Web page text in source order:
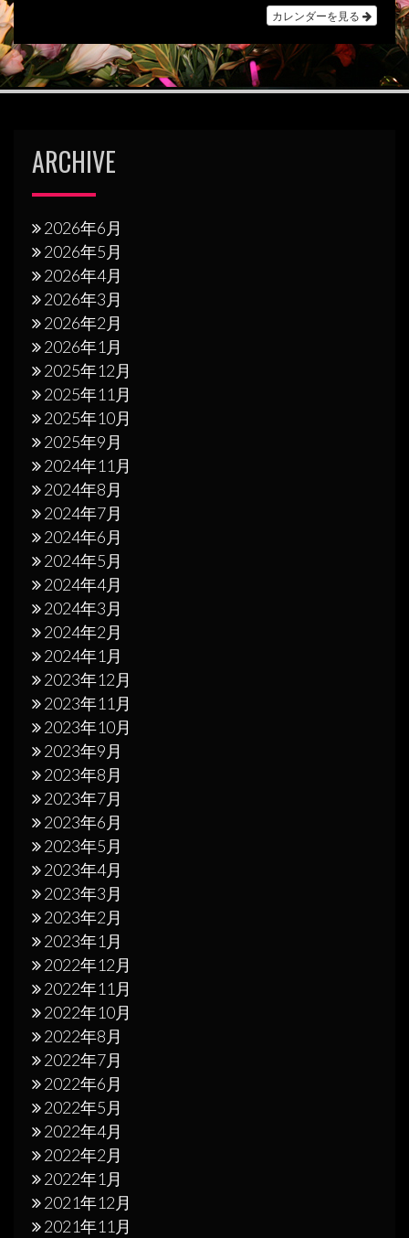
ョ
ン
カレンダーを見る
ARCHIVE
2026年6月
2026年5月
2026年4月
2026年3月
2026年2月
2026年1月
2025年12月
2025年11月
2025年10月
2025年9月
2024年11月
2024年8月
2024年7月
2024年6月
2024年5月
2024年4月
2024年3月
2024年2月
2024年1月
2023年12月
2023年11月
2023年10月
2023年9月
2023年8月
2023年7月
2023年6月
2023年5月
2023年4月
2023年3月
2023年2月
2023年1月
2022年12月
2022年11月
2022年10月
2022年8月
2022年7月
2022年6月
2022年5月
2022年4月
2022年2月
2022年1月
2021年12月
2021年11月